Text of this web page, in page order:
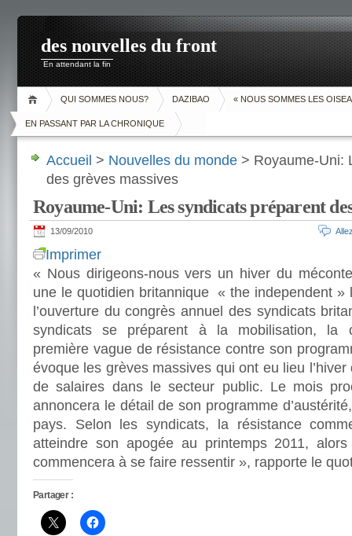
des nouvelles du front
En attendant la fin
QUI SOMMES NOUS? DAZIBAO « NOUS SOMMES LES
EN PASSANT PAR LA CHRONIQUE
Accueil > Nouvelles du monde > Royaume-Uni:
des grèves massives
Royaume-Uni: Les syndicats préparent
13/09/2010
Imprimer
« Nous dirigeons-nous vers un hiver du
une le quotidien britannique « the independent »
l’ouverture du congrès annuel des syndicats
syndicats se préparent à la mobilisation, la
première vague de résistance contre son
évoque les grèves massives qui ont eu lieu
de salaires dans le secteur public. Le mois
annoncera le détail de son programme
pays. Selon les syndicats, la résistance
atteindre son apogée au printemps 2011,
commencera à se faire ressentir », rapporte le
Partager :